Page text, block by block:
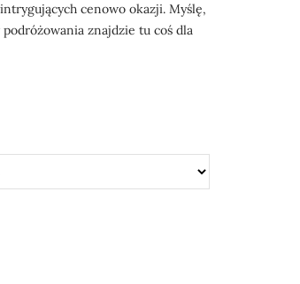
cenowo okazji. Myślę,
znajdzie tu coś dla